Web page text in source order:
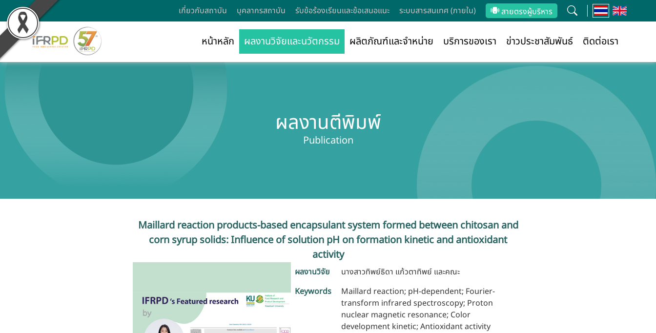
เกี่ยวกับสถาบัน บุคลากรสถาบัน รับข้อร้องเรียนและข้อเสนอแนะ ระบบสารสนเทศ (ภายใน) สายตรงผู้บริหาร
หน้าหลัก ผลงานวิจัยและนวัตกรรม ผลิตภัณฑ์และจำหน่าย บริการของเรา ข่าวประชาสัมพันธ์ ติดต่อเรา
ผลงานตีพิมพ์
Publication
Maillard reaction products-based encapsulant system formed between chitosan and
corn syrup solids: Influence of solution pH on formation kinetic and antioxidant
activity
ผลงานวิจัย
นางสาวทิพย์ธิดา แก้วตาทิพย์ และคณะ
Keywords
Maillard reaction; pH-dependent; Fourier-
transform infrared spectroscopy; Proton
nuclear magnetic resonance; Color
development kinetic; Antioxidant activity